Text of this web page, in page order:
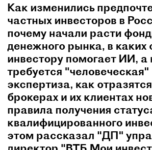
Как изменились
частных инвесторов в
почему начали расти
денежного рынка, в каких
инвестору помогает ИИ, а
требуется "человеческая"
экспертиза, как
брокерах и их клиентах
правила получения
квалифицированного
этом рассказал "ДП"